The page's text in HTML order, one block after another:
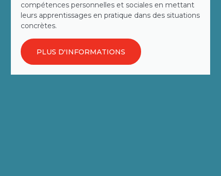
compétences personnelles et sociales en mettant
leurs apprentissages en pratique dans des situations
concrètes.
PLUS D'INFORMATIONS